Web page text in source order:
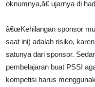
oknumnya,â€ ujarnya di
â€œKehilangan sponsor
saat ini) adalah risiko,
satunya dari sponsor.
pembelajaran buat PSSI
kompetisi harus